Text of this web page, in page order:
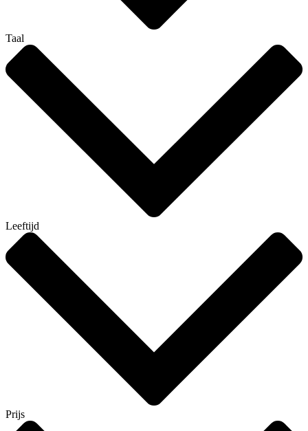
Taal
Leeftijd
Prijs